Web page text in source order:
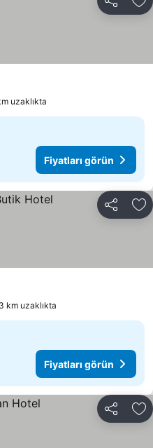
Paylaş
uzaklıkta
Fiyatları görün
Paylaş
km uzaklıkta
Fiyatları görün
Paylaş